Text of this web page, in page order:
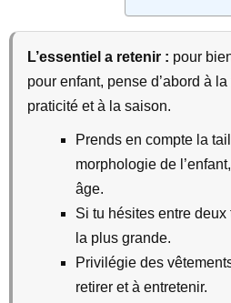
L’essentiel a retenir : pour
pour enfant, pense d’abord à
praticité et à la saison.
Prends en compte la
morphologie de
âge.
Si tu hésites entre
la plus grande.
Privilégie des
retirer et à entretenir.